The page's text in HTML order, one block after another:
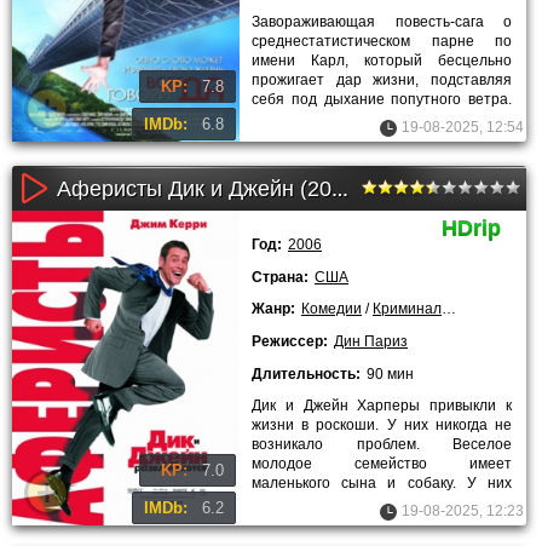
KP: 7.8
IMDb: 6.8
Завораживающая повесть-сага о
среднестатистическом парне по
имени Карл, который бесцельно
прожигает дар жизни, подставляя
себя под дыхание попутного ветра.
Он не бросит работу в банке, даже
19-08-2025, 12:54
Аферисты Дик и Джейн (2006)
KP: 7.0
IMDb: 6.2
HDrip
Год: 2006
Страна: США
Жанр: Комедии / Криминальные
Режиссер: Дин Париз
Длительность: 90 мин
Дик и Джейн Харперы привыкли к
жизни в роскоши. У них никогда не
возникало проблем. Веселое
молодое семейство имеет
маленького сына и собаку. У них
шикарный дом, есть автомобиль. Но
19-08-2025, 12:23